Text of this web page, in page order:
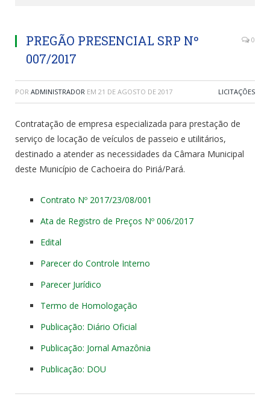
PREGÃO PRESENCIAL SRP Nº
007/2017
0
POR ADMINISTRADOR EM 21 DE AGOSTO DE 2017 LICITAÇÕES
Contratação de empresa especializada para prestação de
serviço de locação de veículos de passeio e utilitários,
destinado a atender as necessidades da Câmara Municipal
deste Município de Cachoeira do Piriá/Pará.
Contrato Nº 2017/23/08/001
Ata de Registro de Preços Nº 006/2017
Edital
Parecer do Controle Interno
Parecer Jurídico
Termo de Homologação
Publicação: Diário Oficial
Publicação: Jornal Amazônia
Publicação: DOU